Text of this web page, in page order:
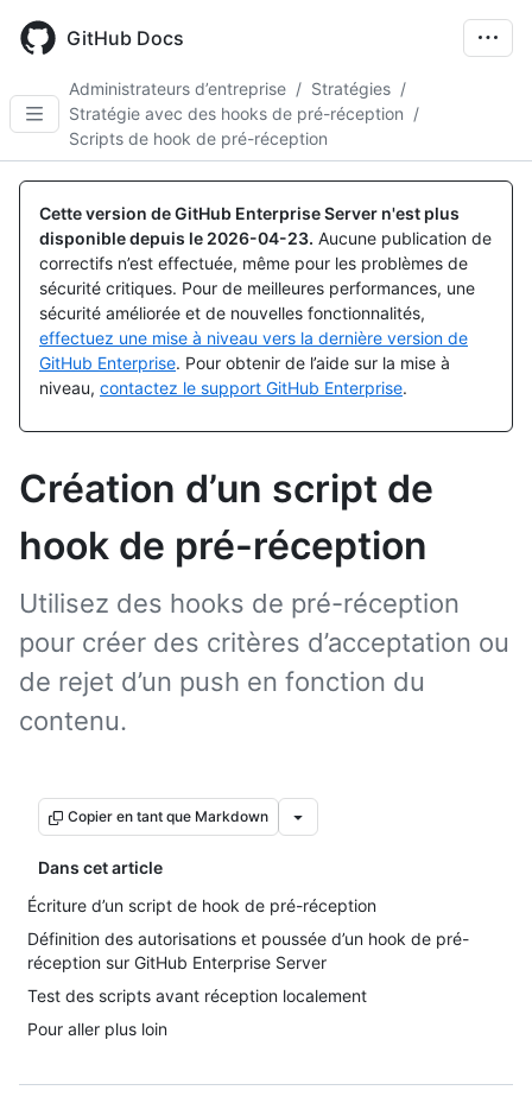
main
GitHub Docs
Administrateurs d’entreprise / Stratégies /
Stratégie avec des hooks de pré-réception /
Scripts de hook de pré-réception
Cette version de GitHub Enterprise Server n'est plus
disponible depuis le 2026-04-23. Aucune publication de
correctifs n’est effectuée, même pour les problèmes de
sécurité critiques. Pour de meilleures performances, une
sécurité améliorée et de nouvelles fonctionnalités,
effectuez une mise à niveau vers la dernière version de
GitHub Enterprise. Pour obtenir de l’aide sur la mise à
niveau, contactez le support GitHub Enterprise.
Création d’un script de
hook de pré-réception
Utilisez des hooks de pré-réception
pour créer des critères d’acceptation ou
de rejet d’un push en fonction du
contenu.
Copier en tant que Markdown
Dans cet article
Écriture d’un script de hook de pré-réception
Définition des autorisations et poussée d’un hook de pré-
réception sur GitHub Enterprise Server
Test des scripts avant réception localement
Pour aller plus loin